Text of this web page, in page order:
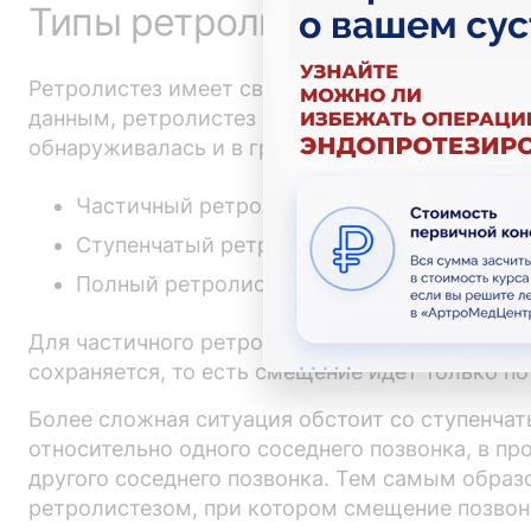
Типы ретролистеза
Ретролистез имеет свои вариации,
данным, ретролистез обычно встречается в
обнаруживалась и в грудном отделе. Всего
Частичный ретролистез;
Ступенчатый ретролистез;
Полный ретролистез.
Для частичного ретролистеза характерно
сохраняется, то есть смещение идет только
Более сложная ситуация обстоит со
относительно одного соседнего позвонка, в
другого соседнего позвонка. Тем самым
ретролистезом, при котором смещение